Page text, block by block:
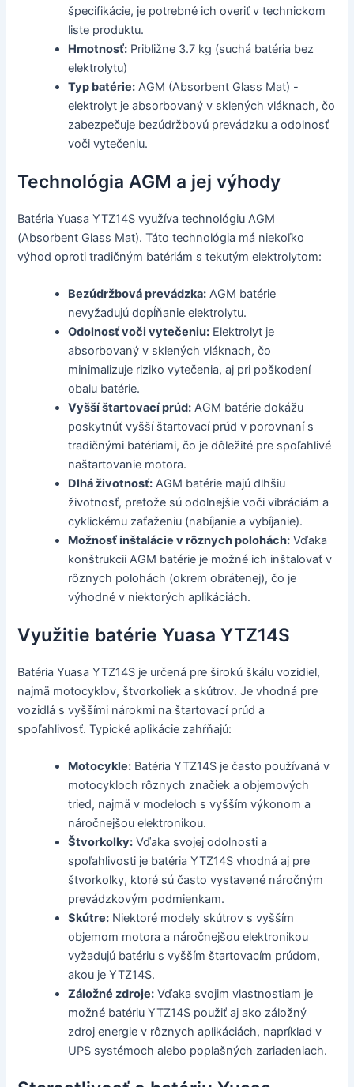
špecifikácie, je potrebné ich overiť v technickom
liste produktu.
Hmotnosť: Približne 3.7 kg (suchá batéria bez
elektrolytu)
Typ batérie: AGM (Absorbent Glass Mat) -
elektrolyt je absorbovaný v sklených vláknach, čo
zabezpečuje bezúdržbovú prevádzku a odolnosť
voči vytečeniu.
Technológia AGM a jej výhody
Batéria Yuasa YTZ14S využíva technológiu AGM
(Absorbent Glass Mat). Táto technológia má niekoľko
výhod oproti tradičným batériám s tekutým elektrolytom:
Bezúdržbová prevádzka: AGM batérie
nevyžadujú dopĺňanie elektrolytu.
Odolnosť voči vytečeniu: Elektrolyt je
absorbovaný v sklených vláknach, čo
minimalizuje riziko vytečenia, aj pri poškodení
obalu batérie.
Vyšší štartovací prúd: AGM batérie dokážu
poskytnúť vyšší štartovací prúd v porovnaní s
tradičnými batériami, čo je dôležité pre spoľahlivé
naštartovanie motora.
Dlhá životnosť: AGM batérie majú dlhšiu
životnosť, pretože sú odolnejšie voči vibráciám a
cyklickému zaťaženiu (nabíjanie a vybíjanie).
Možnosť inštalácie v rôznych polohách: Vďaka
konštrukcii AGM batérie je možné ich inštalovať v
rôznych polohách (okrem obrátenej), čo je
výhodné v niektorých aplikáciách.
Využitie batérie Yuasa YTZ14S
Batéria Yuasa YTZ14S je určená pre širokú škálu vozidiel,
najmä motocyklov, štvorkoliek a skútrov. Je vhodná pre
vozidlá s vyššími nárokmi na štartovací prúd a
spoľahlivosť. Typické aplikácie zahŕňajú:
Motocykle: Batéria YTZ14S je často používaná v
motocykloch rôznych značiek a objemových
tried, najmä v modeloch s vyšším výkonom a
náročnejšou elektronikou.
Štvorkolky: Vďaka svojej odolnosti a
spoľahlivosti je batéria YTZ14S vhodná aj pre
štvorkolky, ktoré sú často vystavené náročným
prevádzkovým podmienkam.
Skútre: Niektoré modely skútrov s vyšším
objemom motora a náročnejšou elektronikou
vyžadujú batériu s vyšším štartovacím prúdom,
akou je YTZ14S.
Záložné zdroje: Vďaka svojim vlastnostiam je
možné batériu YTZ14S použiť aj ako záložný
zdroj energie v rôznych aplikáciách, napríklad v
UPS systémoch alebo poplašných zariadeniach.